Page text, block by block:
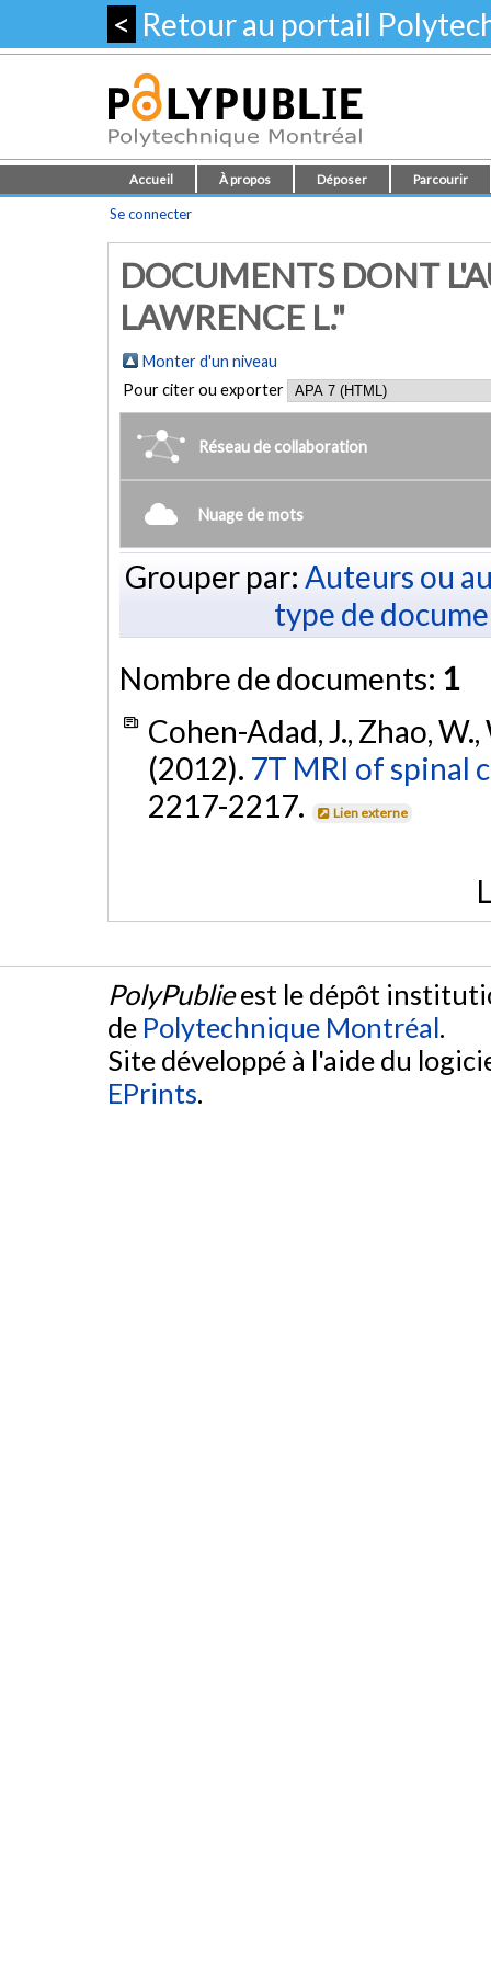
< Retour au portail
Accueil À propos Déposer Parcourir
Se connecter
DOCUMENTS DONT
LAWRENCE L."
Monter d'un niveau
Pour citer ou exporter
Réseau de collaboration
Nuage de mots
Grouper par: Auteurs ou
type de
Nombre de documents: 1
Cohen-Adad, J., Zhao,
(2012). 7T MRI of spinal
2217-2217.
Lien externe
PolyPublieest le dépôt
de Polytechnique Montréal.
Site développé à l'aide du
EPrints.